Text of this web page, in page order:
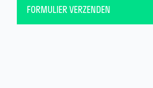
FORMULIER VERZENDEN